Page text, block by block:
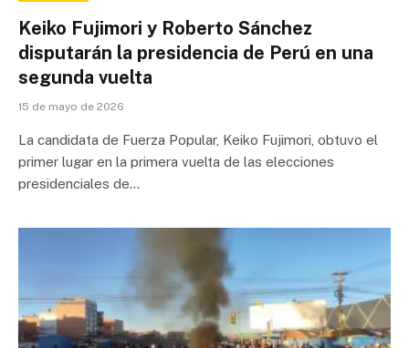
Keiko Fujimori y Roberto Sánchez
disputarán la presidencia de Perú en una
segunda vuelta
15 de mayo de 2026
La candidata de Fuerza Popular, Keiko Fujimori, obtuvo el
primer lugar en la primera vuelta de las elecciones
presidenciales de…